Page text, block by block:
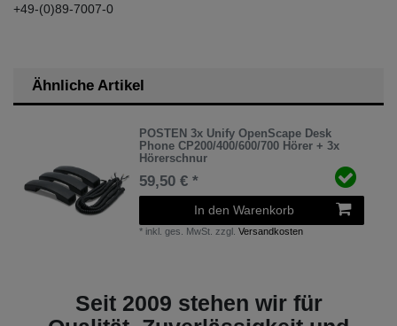
+49-(0)89-7007-0
Ähnliche Artikel
POSTEN 3x Unify OpenScape Desk
Phone CP200/400/600/700 Hörer + 3x
Hörerschnur
59,50 € *
In den Warenkorb
* inkl. ges. MwSt. zzgl.Versandkosten
Seit 2009 stehen wir für